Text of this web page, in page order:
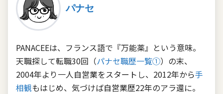
パナセ
PANACEEは、フランス語で『万能薬』という意味。
天職探して転職30回（パナセ職歴一覧①）の末、
2004年より一人自営業をスタートし、2012年から手
相観もはじめ、気づけば自営業歴22年のアラ還に。